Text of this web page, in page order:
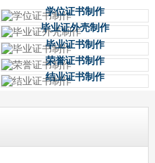
学位证书制作
毕业证外壳制作
毕业证书制作
荣誉证书制作
结业证书制作